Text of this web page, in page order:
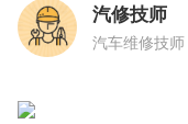
汽修技师
汽车维修技师